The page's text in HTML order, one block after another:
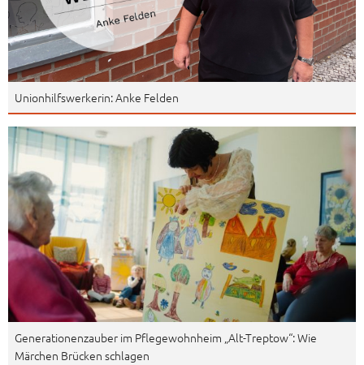
Unionhilfswerkerin: Anke Felden
Generationenzauber im Pflegewohnheim „Alt-Treptow“: Wie
Märchen Brücken schlagen